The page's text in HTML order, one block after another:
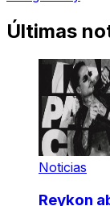
Últimas
Noticias
Reykon